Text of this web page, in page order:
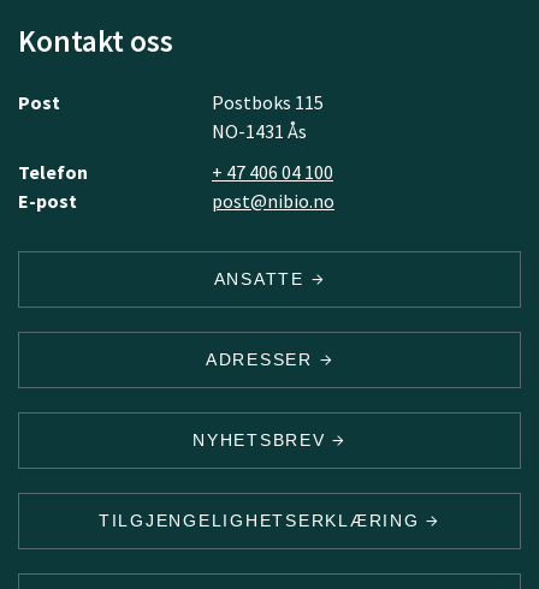
Kontakt oss
Post
Postboks 115
NO-1431 Ås
Telefon
+ 47 406 04 100
E-post
post@nibio.no
ANSATTE
ADRESSER
NYHETSBREV
TILGJENGELIGHETSERKLÆRING